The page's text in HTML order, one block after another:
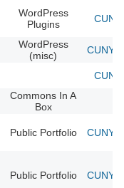
WordPress
Plugins
WordPress
(misc)
CUNY
Commons In A
Box
Public Portfolio CUNY
Public Portfolio CUNY